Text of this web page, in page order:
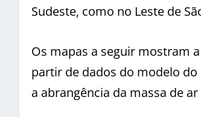
Sudeste, como no Leste de
Os mapas a seguir mostram
partir de dados do modelo do
a abrangência da massa de